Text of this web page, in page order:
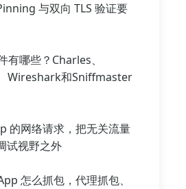
与双向 TLS 验证要
有哪些？Charles、
Wireshark和Sniffmaster
的网络请求，把无关流量
试视野之外
怎么抓包，代理抓包、